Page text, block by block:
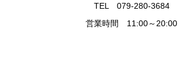
TEL 079-280-3684
営業時間 11:00～20:00